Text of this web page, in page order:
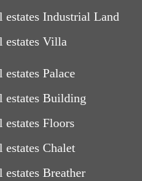
estates Industrial Land
estates Villa
estates Palace
estates Building
estates Floors
estates Chalet
estates Breather